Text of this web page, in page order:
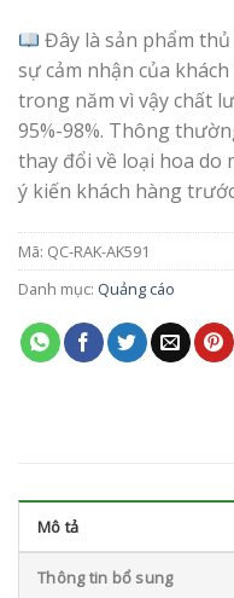
Đây là sản phẩm
sự cảm nhận của
trong năm vì vậy chất
95%-98%. Thông
thay đổi về loại hoa do
ý kiến khách hàng
Mã: QC-RAK-AK591
Danh mục: Quảng cáo
Mô tả
Thông tin bổ sung